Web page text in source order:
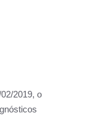
2019, o